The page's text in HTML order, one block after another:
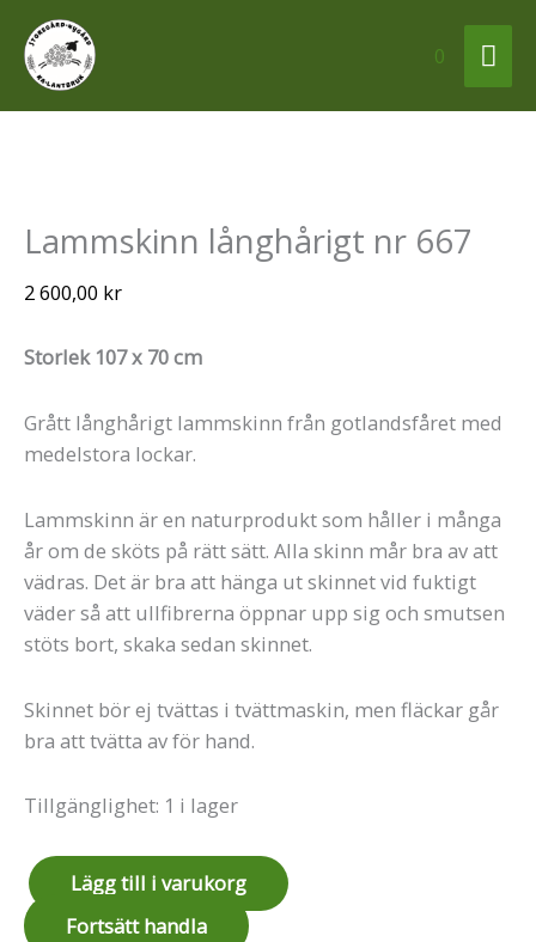
Hoppa
innehåll
0
Lammskinn långhårigt nr 667
2 600,00 kr
Storlek 107 x 70 cm
Grått långhårigt lammskinn från gotlandsfåret med
medelstora lockar.
Lammskinn är en naturprodukt som håller i många
år om de sköts på rätt sätt. Alla skinn mår bra av att
vädras. Det är bra att hänga ut skinnet vid fuktigt
väder så att ullfibrerna öppnar upp sig och smutsen
stöts bort, skaka sedan skinnet.
Skinnet bör ej tvättas i tvättmaskin, men fläckar går
bra att tvätta av för hand.
Tillgänglighet: 1 i lager
långhårigt
667
Lägg till i varukorg
Fortsätt handla